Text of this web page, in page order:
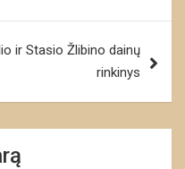
ir Stasio Žlibino dainų
rinkinys